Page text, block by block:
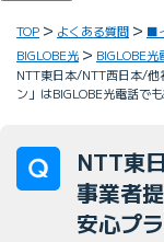
TOP よくある質問 ■
BIGLOBE光
BIGLOBE光
NTT東日本/NTT西日本/他
ン」はBIGLOBE光電話で
NTT東
事業者
安心プ